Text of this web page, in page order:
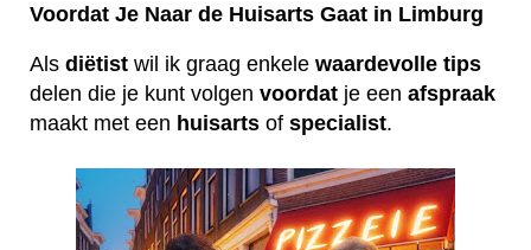
Voordat Je Naar de Huisarts Gaat in Limburg
Als diëtist wil ik graag enkele waardevolle tips
delen die je kunt volgen voordat je een afspraak
maakt met een huisarts of specialist.